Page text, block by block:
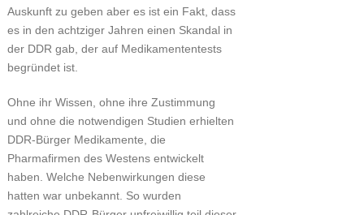
Auskunft zu geben aber es ist ein Fakt, dass
es in den achtziger Jahren einen Skandal in
der DDR gab, der auf Medikamententests
begründet ist.
Ohne ihr Wissen, ohne ihre Zustimmung
und ohne die notwendigen Studien erhielten
DDR-Bürger Medikamente, die
Pharmafirmen des Westens entwickelt
haben. Welche Nebenwirkungen diese
hatten war unbekannt. So wurden